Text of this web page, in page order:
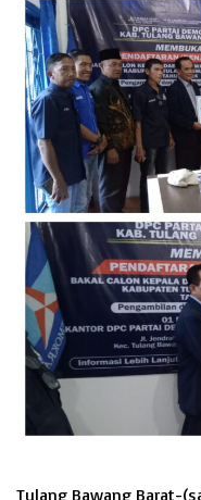
Tulang Bawang Barat-